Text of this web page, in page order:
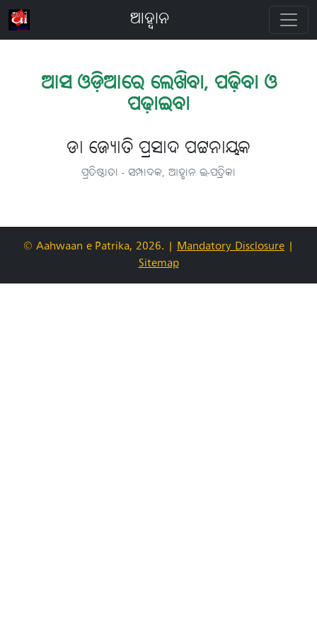
ଆହ୍ବାନ
ଆସ ଓଡ଼ିଆରେ ଲେଖିବା, ପଢ଼ିବା ଓ
ପଢ଼ାଇବା
ଡା ଜ୍ୟୋତି ପ୍ରସାଦ ପଟ୍ଟନାୟକ
ପ୍ରତିଷ୍ଠାତା - ସମ୍ପାଦକ, ଆହ୍ବାନ ଇ-ପତ୍ରିକା
© Aahwaan e-Patrika, 2026. | Mandatory Disclosure |
Sitemap